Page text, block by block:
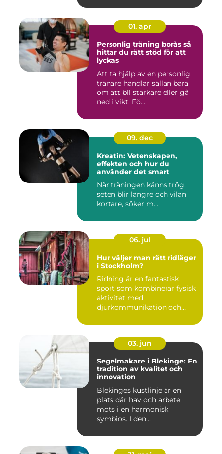
01. apr
Personlig träning borås så
hittar du rätt stöd för att
lyckas
Att ta hjälp av en personlig
tränare handlar sällan bara
om att bli starkare eller gå
ned i vikt. Fö...
09. dec
Kreatin: Vetenskapen,
effekten och hur du
använder det smart
När träningen känns trög,
seten blir längre och vilan
kortare, söker m...
06. jul
Hur väljer man rätt ridläger
i Stockholm?
Ridning är en fantastisk
sport som kombinerar fysisk
aktivitet med
djurkommunikation och
03. jun
Segelmakare i Blekinge: En
tradition av kvalitet och
innovation
Blekinges kustlinje är en
plats där hav och arbete
möts i en harmonisk
symbios. I den...